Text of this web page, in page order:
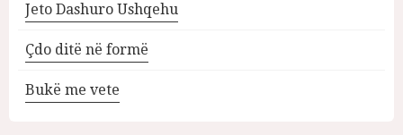
Jeto Dashuro Ushqehu
Çdo ditë në formë
Bukë me vete